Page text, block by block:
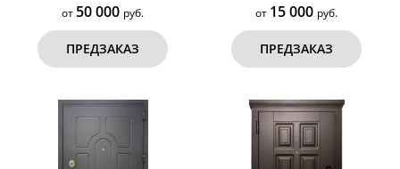
от 50 000 руб.
ПРЕДЗАКАЗ
от 15 000 руб.
ПРЕДЗАКАЗ